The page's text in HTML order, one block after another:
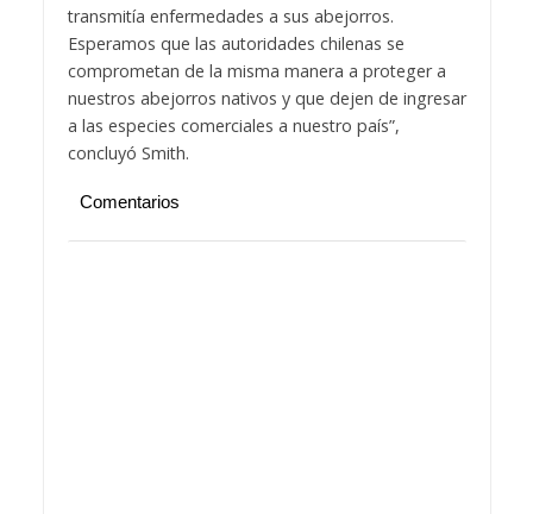
transmitía enfermedades a sus abejorros.
Esperamos que las autoridades chilenas se
comprometan de la misma manera a proteger a
nuestros abejorros nativos y que dejen de ingresar
a las especies comerciales a nuestro país”,
concluyó Smith.
Comentarios